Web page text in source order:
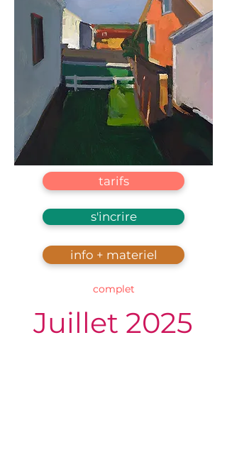
tarifs
s'incrire
info + materiel
complet
Juillet 2025